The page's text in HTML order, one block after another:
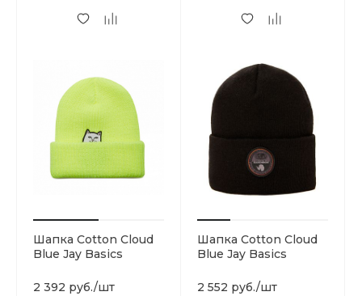
Шапка Cotton Cloud
Blue Jay Basics
2 392 руб./шт
Шапка Cotton Cloud
Blue Jay Basics
2 552 руб./шт